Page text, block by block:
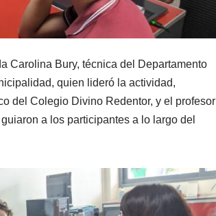
Carolina Bury, técnica del Departamento
quien lideró la actividad,
del Colegio Divino Redentor, y el profesor
a los participantes a lo largo del